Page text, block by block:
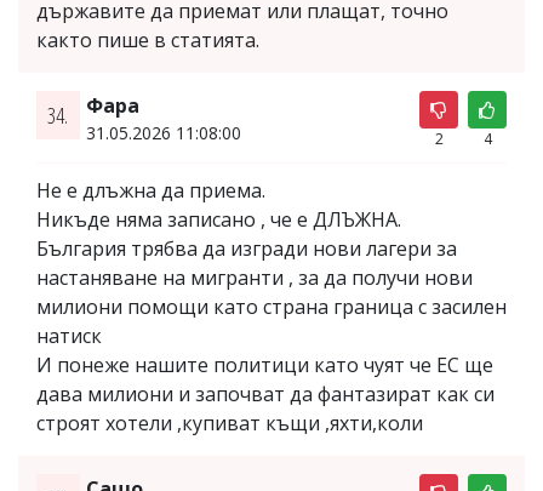
държавите да приемат или плащат, точно
както пише в статията.
34. Фара
31.05.2026 11:08:00 2 4
He e длъжна да приема.
Никъде няма записано , че е ДЛЪЖНА.
България трябва да изгради нови лагери за
настаняване на мигранти , за да получи нови
милиони помощи като страна граница с засилен
натиск
И понеже нашите политици като чуят че ЕС ще
дава милиони и започват да фантазират как си
строят хотели ,купиват къщи ,яхти,коли